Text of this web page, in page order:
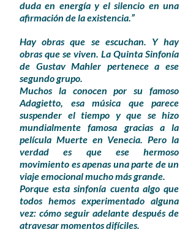
duda en energía y el silencio en una
afirmación de la existencia.”
Hay obras que se escuchan. Y hay
obras que se viven. La Quinta Sinfonía
de Gustav Mahler pertenece a ese
segundo grupo.
Muchos la conocen por su famoso
Adagietto, esa música que parece
suspender el tiempo y que se hizo
mundialmente famosa gracias a la
película Muerte en Venecia. Pero la
verdad es que ese hermoso
movimiento es apenas una parte de un
viaje emocional mucho más grande.
Porque esta sinfonía cuenta algo que
todos hemos experimentado alguna
vez: cómo seguir adelante después de
atravesar momentos difíciles.